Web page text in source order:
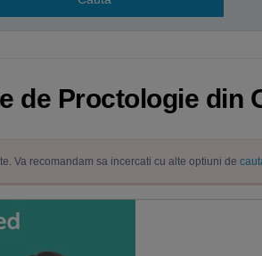
de Proctologie din
Va recomandam sa incercati cu alte optiuni de